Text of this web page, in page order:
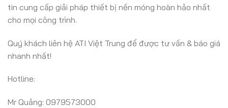
tin cung cấp giải pháp thiết bị nền móng hoàn hảo nhất
cho mọi công trình.
Quý khách liên hệ ATI Việt Trung để được tư vấn & báo giá
nhanh nhất!
Hotline:
Mr Quảng: 0979573000